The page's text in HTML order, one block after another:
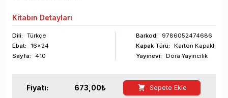
Kitabın Detayları
Dili:
Türkçe
Ebat:
16x24
Sayfa: 410
Barkod:
9786052474686
Kapak Türü:
Karton Kapaklı
Yayınevi:
Dora Yayıncılık
Fiyatı: 673,00₺ Sepete Ekle